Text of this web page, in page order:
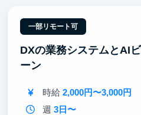
年後にはフリーランスやPM
の実践力を養成します。
を高めたい方の挑戦を待って
一部リモート可
DXの業務システムとAI
ーン
時給 2,000円〜3,000円
週 3日〜